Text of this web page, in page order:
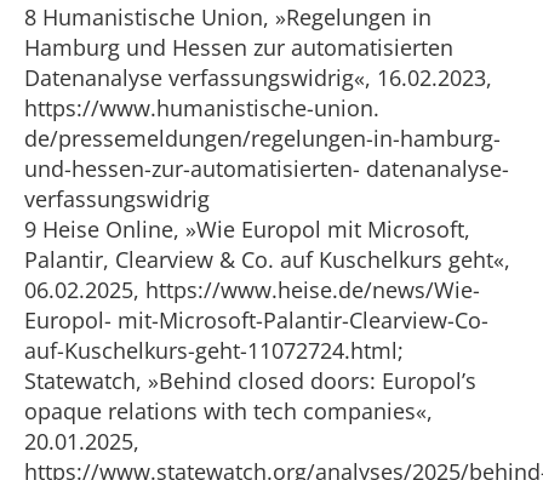
8 Humanistische Union, »Regelungen in
Hamburg und Hessen zur automatisierten
Datenanalyse verfassungswidrig«, 16.02.2023,
https://www.humanistische-union.
de/pressemeldungen/regelungen-in-hamburg-
und-hessen-zur-automatisierten- datenanalyse-
verfassungswidrig
9 Heise Online, »Wie Europol mit Microsoft,
Palantir, Clearview & Co. auf Kuschelkurs geht«,
06.02.2025, https://www.heise.de/news/Wie-
Europol- mit-Microsoft-Palantir-Clearview-Co-
auf-Kuschelkurs-geht-11072724.html;
Statewatch, »Behind closed doors: Europol’s
opaque relations with tech companies«,
20.01.2025,
https://www.statewatch.org/analyses/2025/